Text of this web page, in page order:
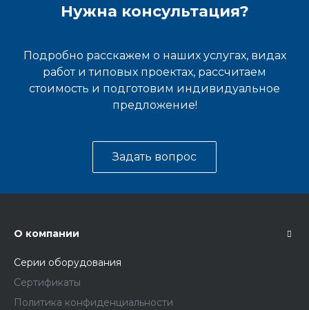
Нужна консультация?
Подробно расскажем о наших услугах, видах
работ и типовых проектах, рассчитаем
стоимость и подготовим индивидуальное
предложение!
Задать вопрос
О компании
Серии оборудования
Сертификаты
Политика конфиденциальности